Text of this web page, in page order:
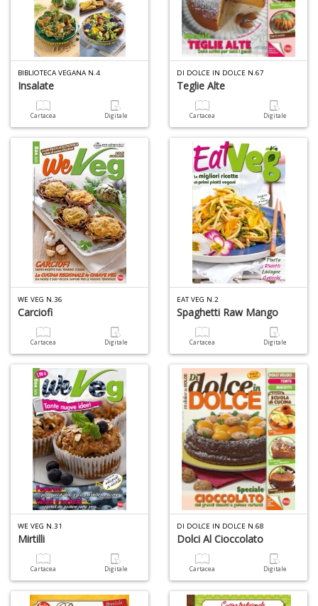
BIBLIOTECA VEGANA N.4
Insalate
Cartacea Digitale
DI DOLCE IN DOLCE N.67
Teglie Alte
Cartacea Digitale
WE VEG N.36
Carciofi
Cartacea Digitale
EAT VEG N.2
Spaghetti Raw Mango
Cartacea Digitale
WE VEG N.31
Mirtilli
Cartacea Digitale
DI DOLCE IN DOLCE N.68
Dolci Al Cioccolato
Cartacea Digitale